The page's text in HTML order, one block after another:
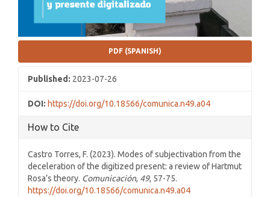
PDF (SPANISH)
Published: 2023-07-26
DOI: https://doi.org/10.18566/comunica.n49.a04
How to Cite
Castro Torres, F. (2023). Modes of subjectivation from the
deceleration of the digitized present: a review of Hartmut
Rosa’s theory. Comunicación, 49, 57-75.
https://doi.org/10.18566/comunica.n49.a04